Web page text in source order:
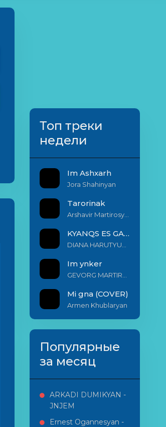
Топ треки
недели
Im Ashxarh
Jora Shahinyan
Tarorinak
KYANQS ES GALIS EM
Im ynker
Mi gna (COVER)
Armen Khublaryan
Популярные
за месяц
ARKADI DUMIKYAN -
JNJEM
Ernest Ogannesyan -